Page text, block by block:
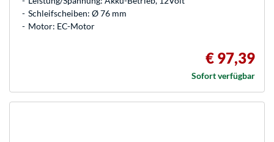
Schleifscheiben: Ø 76 mm
Motor: EC-Motor
€ 97,39
Sofort verfügbar